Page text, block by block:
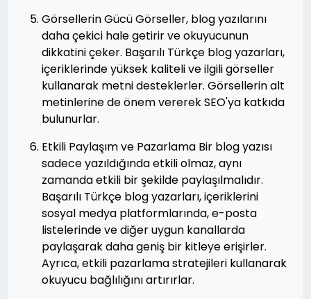
Görsellerin Gücü Görseller, blog yazılarını
daha çekici hale getirir ve okuyucunun
dikkatini çeker. Başarılı Türkçe blog yazarları,
içeriklerinde yüksek kaliteli ve ilgili görseller
kullanarak metni desteklerler. Görsellerin alt
metinlerine de önem vererek SEO'ya katkıda
bulunurlar.
Etkili Paylaşım ve Pazarlama Bir blog yazısı
sadece yazıldığında etkili olmaz, aynı
zamanda etkili bir şekilde paylaşılmalıdır.
Başarılı Türkçe blog yazarları, içeriklerini
sosyal medya platformlarında, e-posta
listelerinde ve diğer uygun kanallarda
paylaşarak daha geniş bir kitleye erişirler.
Ayrıca, etkili pazarlama stratejileri kullanarak
okuyucu bağlılığını artırırlar.